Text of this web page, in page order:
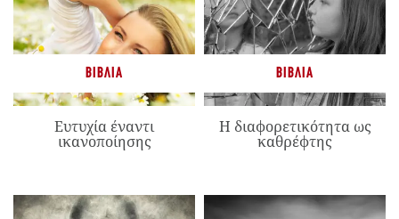
ΒΙΒΛΊΑ
Ευτυχία έναντι
ικανοποίησης
ΒΙΒΛΊΑ
Η διαφορετικότητα ως
καθρέφτης